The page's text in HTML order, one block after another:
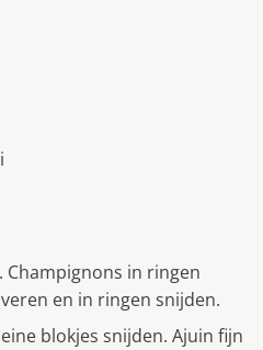
Champignons in ringen
en in ringen snijden.
blokjes snijden. Ajuin fijn